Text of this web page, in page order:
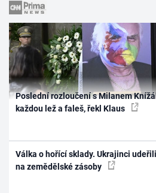
Poslední rozloučení s Milanem
každou lež a faleš, řekl Klaus
Válka o hořící sklady. Ukrajinci
na zemědělské zásoby